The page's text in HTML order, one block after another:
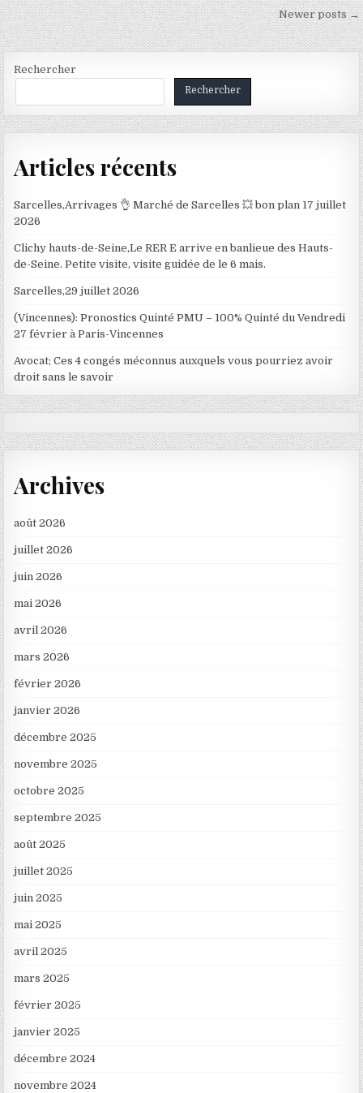
Navigation
des
articles
Newer posts →
Rechercher
Rechercher
Articles récents
Sarcelles,Arrivages 👌 Marché de Sarcelles 💥 bon plan 17 juillet
2026
Clichy hauts-de-Seine,Le RER E arrive en banlieue des Hauts-
de-Seine. Petite visite, visite guidée de le 6 mais.
Sarcelles,29 juillet 2026
(Vincennes): Pronostics Quinté PMU – 100% Quinté du Vendredi
27 février à Paris-Vincennes
Avocat; Ces 4 congés méconnus auxquels vous pourriez avoir
droit sans le savoir
Archives
août 2026
juillet 2026
juin 2026
mai 2026
avril 2026
mars 2026
février 2026
janvier 2026
décembre 2025
novembre 2025
octobre 2025
septembre 2025
août 2025
juillet 2025
juin 2025
mai 2025
avril 2025
mars 2025
février 2025
janvier 2025
décembre 2024
novembre 2024